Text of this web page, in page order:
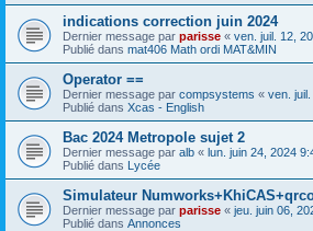
indications correction juin 2024
Dernier message par parisse « ven. juil. 12,
Publié dans mat406 Math ordi MAT&MIN
Operator ==
Dernier message par compsystems « ven.
Publié dans Xcas - English
Bac 2024 Metropole sujet 2
Dernier message par alb « lun. juin 24, 2024
Publié dans Lycée
Simulateur
Dernier message par parisse « jeu. juin 06,
Publié dans Annonces